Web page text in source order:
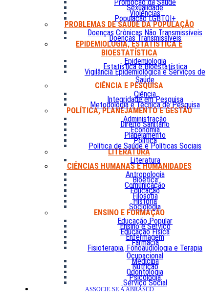
Promoção da Saúde
Sexualidade
Violências
População LGBTQI+
PROBLEMAS DE SAÚDE DA POPULAÇÃO
Doenças Crônicas Não Transmissíveis
Doenças Transmissíveis
EPIDEMIOLOGIA, ESTATÍSTICA E
BIOESTATÍSTICA
Epidemiologia
Estatística e Bioestatística
Vigilância Epidemiológica e Serviços de
Saúde
CIÊNCIA E PESQUISA
Ciência
Integridade em Pesquisa
Metodologia e Técnica de Pesquisa
POLÍTICA, PLANEJAMENTO E GESTÃO
Administração
Direito Sanitário
Economia
Planejamento
Política
Política de Saúde e Políticas Sociais
LITERATURA
Literatura
CIÊNCIAS HUMANAS E HUMANIDADES
Antropologia
Bioética
Comunicação
Educação
Filosofia
História
Sociologia
ENSINO E FORMAÇÃO
Educação Popular
Ensino e Serviço
Educação Física
Enfermagem
Farmácia
Fisioterapia, Fonoaudiologia e Terapia
Ocupacional
Medicina
Nutrição
Odontologia
Psicologia
Serviço Social
ASSOCIE-SE À ABRASCO